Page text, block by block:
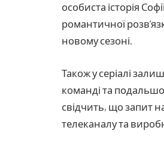
особиста історія
романтичної
новому сезоні.
Також у серіалі
команді та
свідчить, що запит
телеканалу та